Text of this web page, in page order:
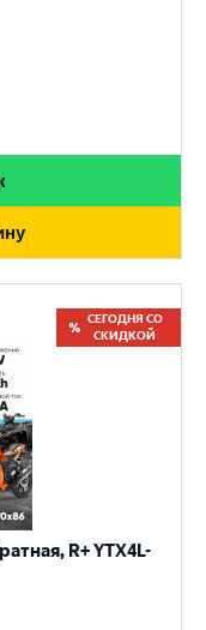
СЕГОДНЯ СО
СКИДКОЙ
R+ YTX4L-